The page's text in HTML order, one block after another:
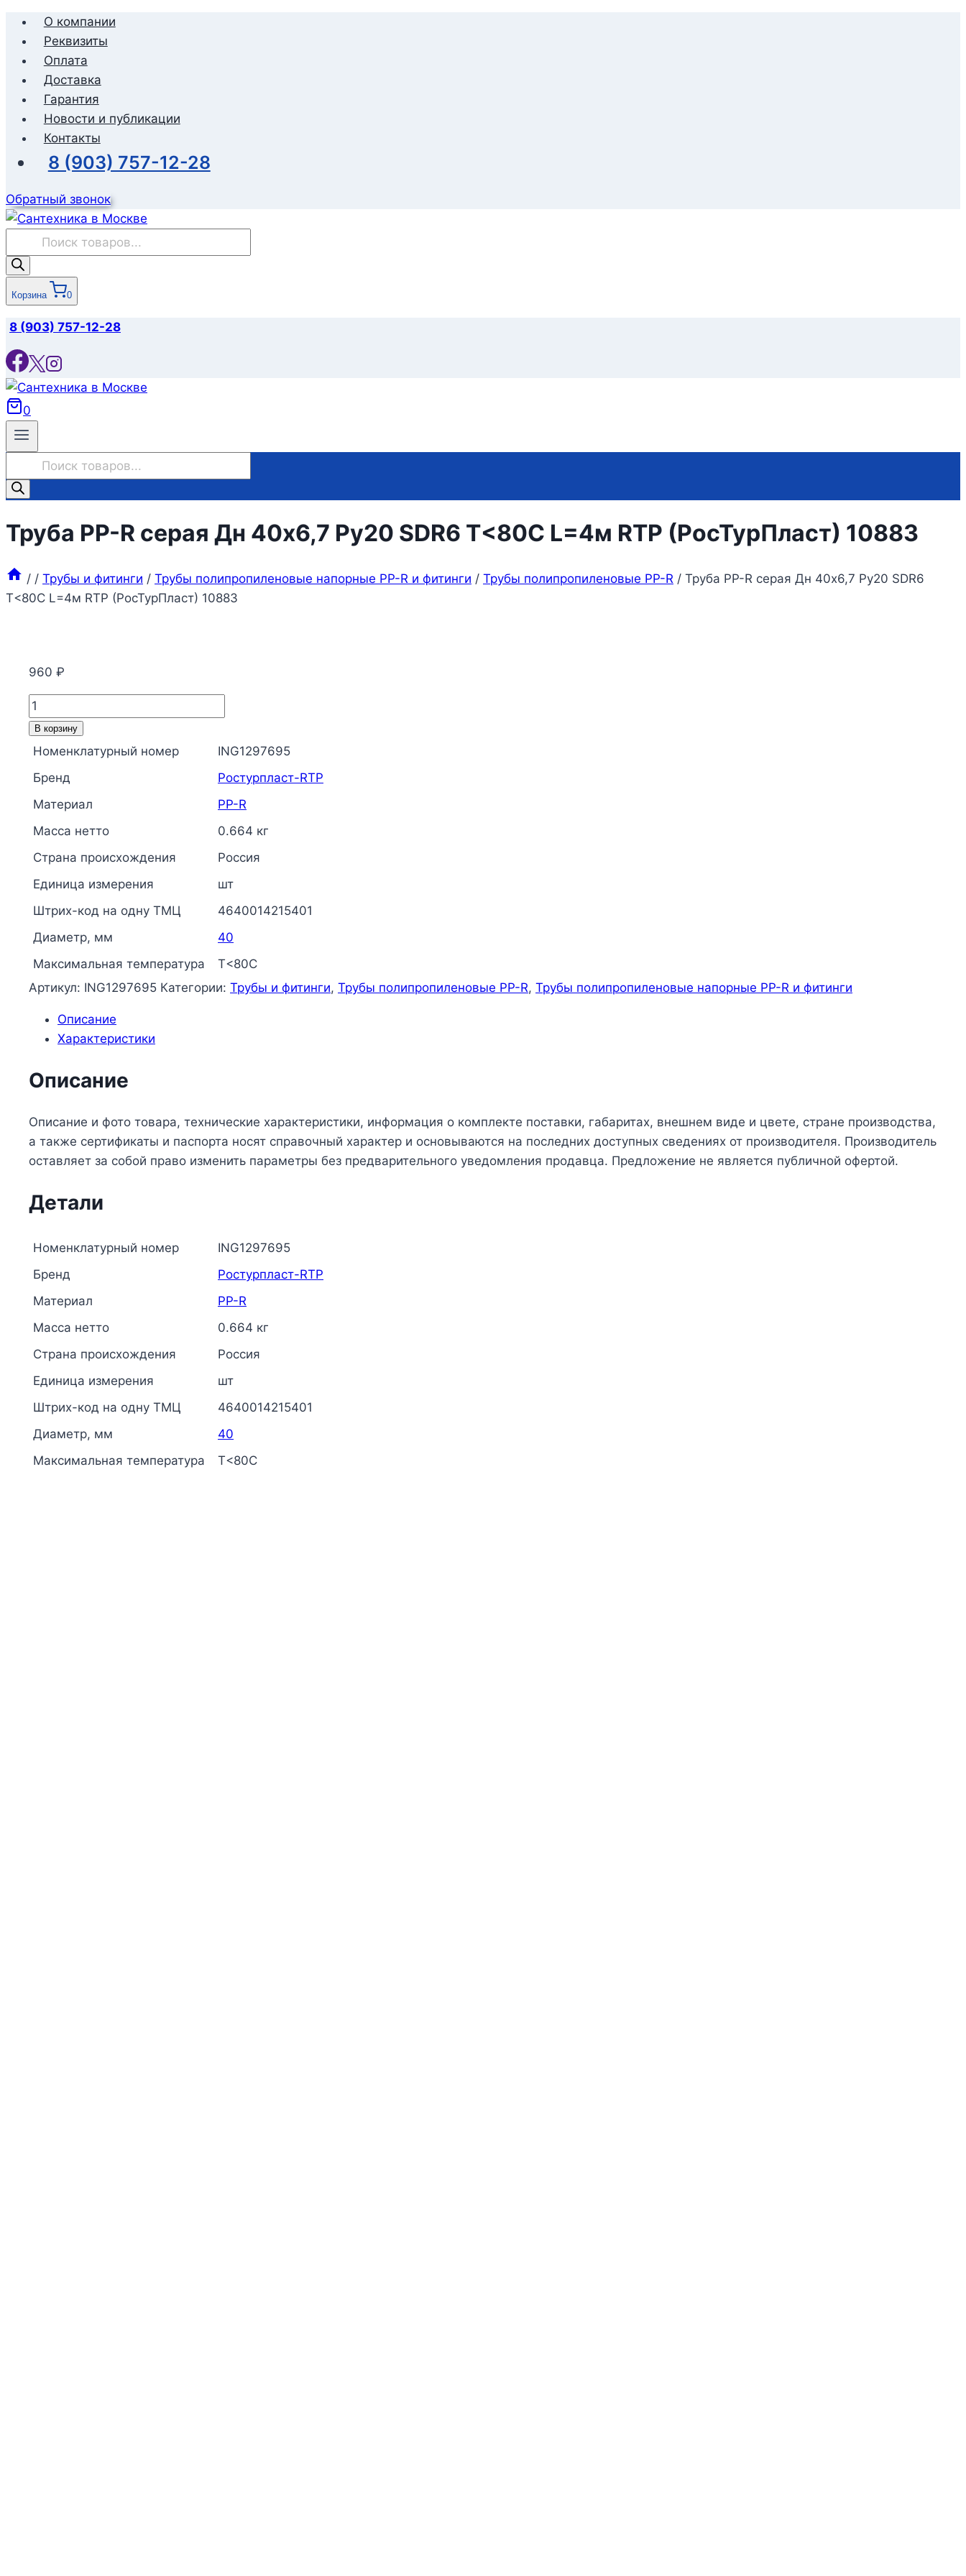
Перейти
содержимому
О компании
Реквизиты
Оплата
Доставка
Гарантия
Новости и публикации
Контакты
8 (903) 757-12-28
Обратный звонок
товаров
Корзина 0
8 (903) 757-12-28
0
товаров
Труба PP-R серая Дн 40х6,7 Ру20 SDR6 Т<80С L=4м RTP (РосТурПласт) 10883
/ / Трубы и фитинги / Трубы полипропиленовые напорные PP-R и фитинги / Трубы полипропиленовые PP-R / Труба PP-R серая Дн 40х6,7 Ру20 SDR6
Т<80С L=4м RTP (РосТурПласт) 10883
960 ₽
Количество
товара
R
серая
40х6,7
Ру20
SDR6
В корзину
Номенклатурный номер
ING1297695
Бренд
Ростурпласт-RTP
Материал
PP-R
Масса нетто
0.664 кг
Страна происхождения
Россия
Единица измерения
шт
Штрих-код на одну ТМЦ
4640014215401
Диаметр, мм
40
Максимальная температура
Т<80С
Артикул: ING1297695 Категории: Трубы и фитинги, Трубы полипропиленовые PP-R, Трубы полипропиленовые напорные PP-R и фитинги
Описание
Характеристики
Описание
Описание и фото товара, технические характеристики, информация о комплекте поставки, габаритах, внешнем виде и цвете, стране производства,
а также сертификаты и паспорта носят справочный характер и основываются на последних доступных сведениях от производителя. Производитель
оставляет за собой право изменить параметры без предварительного уведомления продавца. Предложение не является публичной офертой.
Детали
Номенклатурный номер
ING1297695
Бренд
Ростурпласт-RTP
Материал
PP-R
Масса нетто
0.664 кг
Страна происхождения
Россия
Единица измерения
шт
Штрих-код на одну ТМЦ
4640014215401
Диаметр, мм
40
Максимальная температура
Т<80С